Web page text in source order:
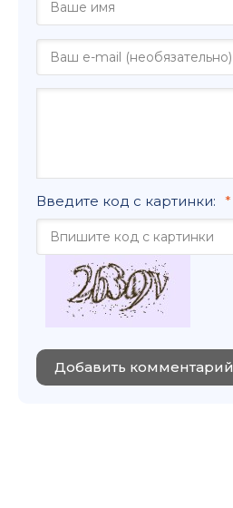
Введите код с картинки:
Добавить комментарий